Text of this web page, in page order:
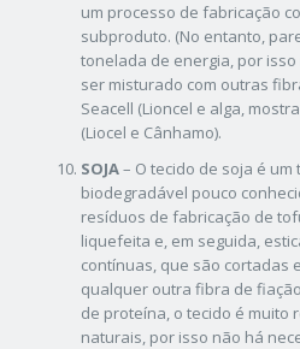
um processo de fabricação
subproduto. (No entanto,
tonelada de energia, por
ser misturado com outras
Seacell (Lioncel e alga,
(Liocel e Cânhamo).
SOJA– O tecido de soja é
biodegradável pouco
resíduos de fabricação de
liquefeita e, em seguida,
contínuas, que são cortadas
qualquer outra fibra de
de proteína, o tecido é muito
naturais, por isso não há